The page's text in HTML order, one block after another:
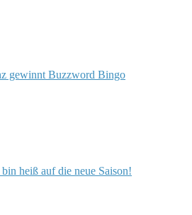
gewinnt Buzzword Bingo
heiß auf die neue Saison!